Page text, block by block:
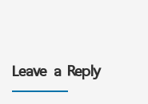
Leave a Reply